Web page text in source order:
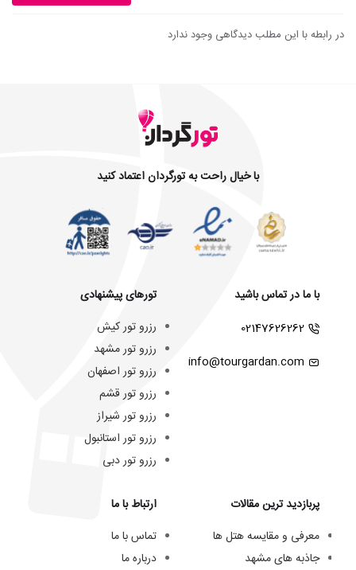
در رابطه با این مطلب دیدگاهی وجود ندارد
با خیال راحت به تورگردان اعتماد کنید
با ما در تماس باشید
02147626262
info@tourgardan.com
تورهای پیشنهادی
رزرو تور کیش
رزرو تور مشهد
رزرو تور اصفهان
رزرو تور قشم
رزرو تور شیراز
رزرو تور استانبول
رزرو تور دبی
پربازدید ترین مقالات
معرفی و مقایسه هتل ها
جاذبه های مشهد
ارتباط با ما
تماس با ما
درباره ما